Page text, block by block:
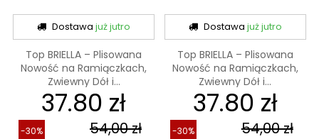
Dostawajuż jutro
Top BRIELLA – Plisowana
Nowość na Ramiączkach,
Zwiewny Dół i...
37.80 zł
54,00 zł
-30%
Dostawa już jutro
Top BRIELLA – Plisowana
Nowość na Ramiączkach,
Zwiewny Dół i...
37.80 zł
54,00 zł
-30%